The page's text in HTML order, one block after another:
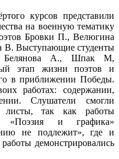
курсов представили
на военную тематику
Бровки П., Велюгина
Выступающие студенты
Белянова А., Шпак М,
этап жизни поэтов и
в приближении Победы.
работах: содержании,
Слушатели смогли
листы, так как работы
«Поэзия и графика»
не подлежит», где и
демонстрировались